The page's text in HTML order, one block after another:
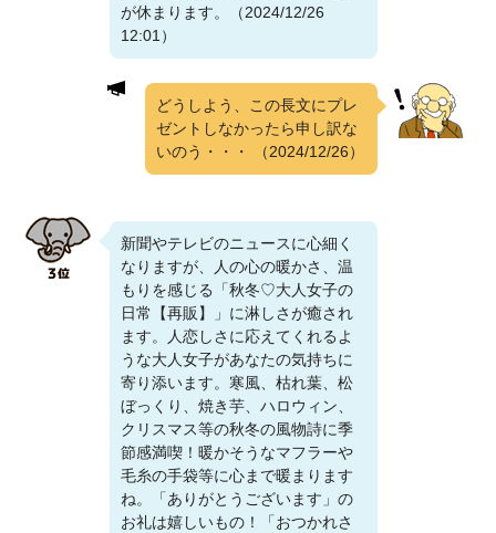
が休まります。（2024/12/26
12:01）
どうしよう、この長文にプレ
ゼントしなかったら申し訳な
いのう・・・
（2024/12/26）
新聞やテレビのニュースに心細く
なりますが、人の心の暖かさ、温
もりを感じる「秋冬♡大人女子の
日常【再販】」に淋しさが癒され
ます。人恋しさに応えてくれるよ
うな大人女子があなたの気持ちに
寄り添います。寒風、枯れ葉、松
ぼっくり、焼き芋、ハロウィン、
クリスマス等の秋冬の風物詩に季
節感満喫！暖かそうなマフラーや
毛糸の手袋等に心まで暖まります
ね。「ありがとうございます」の
お礼は嬉しいもの！「おつかれさ